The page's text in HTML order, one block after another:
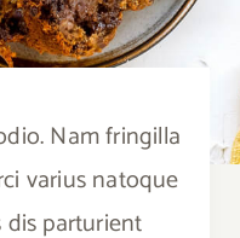
Nam fringilla
varius natoque
parturient